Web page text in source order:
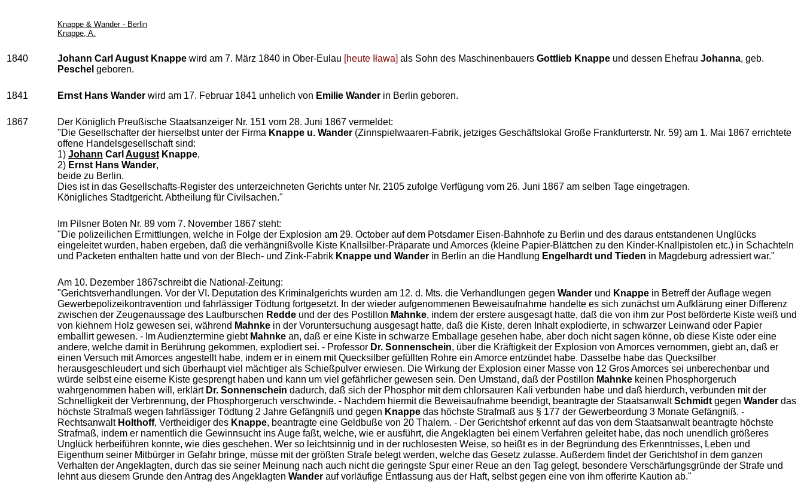
Knappe & Wander - Berlin
Knappe, A.
1840 Johann Carl August Knappe wird am 7. März 1840 in Ober-Eulau [heute Iława] als Sohn des Maschinenbauers Gottlieb Knappe und dessen Ehefrau Johanna, geb.
Peschel geboren.
1841 Ernst Hans Wander wird am 17. Februar 1841 unhelich von Emilie Wander in Berlin geboren.
1867
Der Königlich Preußische Staatsanzeiger Nr. 151 vom 28. Juni 1867 vermeldet:
"Die Gesellschafter der hierselbst unter der Firma Knappe u. Wander (Zinnspielwaaren-Fabrik, jetziges Geschäftslokal Große Frankfurterstr. Nr. 59) am 1. Mai 1867 errichtete
offene Handelsgesellschaft sind:
1) Johann Carl August Knappe,
2) Ernst Hans Wander,
beide zu Berlin.
Dies ist in das Gesellschafts-Register des unterzeichneten Gerichts unter Nr. 2105 zufolge Verfügung vom 26. Juni 1867 am selben Tage eingetragen.
Königliches Stadtgericht. Abtheilung für Civilsachen."
Im Pilsner Boten Nr. 89 vom 7. November 1867 steht:
"Die polizeilichen Ermittlungen, welche in Folge der Explosion am 29. October auf dem Potsdamer Eisen-Bahnhofe zu Berlin und des daraus entstandenen Unglücks
eingeleitet wurden, haben ergeben, daß die verhängnißvolle Kiste Knallsilber-Präparate und Amorces (kleine Papier-Blättchen zu den Kinder-Knallpistolen etc.) in Schachteln
und Packeten enthalten hatte und von der Blech- und Zink-Fabrik Knappe und Wander in Berlin an die Handlung Engelhardt und Tieden in Magdeburg adressiert war."
Am 10. Dezember 1867schreibt die National-Zeitung:
"Gerichtsverhandlungen. Vor der VI. Deputation des Kriminalgerichts wurden am 12. d. Mts. die Verhandlungen gegen Wander und Knappe in Betreff der Auflage wegen
Gewerbepolizeikontravention und fahrlässiger Tödtung fortgesetzt. In der wieder aufgenommenen Beweisaufnahme handelte es sich zunächst um Aufklärung einer Differenz
zwischen der Zeugenaussage des Laufburschen Redde und der des Postillon Mahnke, indem der erstere ausgesagt hatte, daß die von ihm zur Post beförderte Kiste weiß und
von kiehnem Holz gewesen sei, während Mahnke in der Voruntersuchung ausgesagt hatte, daß die Kiste, deren Inhalt explodierte, in schwarzer Leinwand oder Papier
emballirt gewesen. - Im Audienztermine giebt Mahnke an, daß er eine Kiste in schwarze Emballage gesehen habe, aber doch nicht sagen könne, ob diese Kiste oder eine
andere, welche damit in Berührung gekommen, explodiert sei. - Professor Dr. Sonnenschein, über die Kräftigkeit der Explosion von Amorces vernommen, giebt an, daß er
einen Versuch mit Amorces angestellt habe, indem er in einem mit Quecksilber gefüllten Rohre ein Amorce entzündet habe. Dasselbe habe das Quecksilber
herausgeschleudert und sich überhaupt viel mächtiger als Schießpulver erwiesen. Die Wirkung der Explosion einer Masse von 12 Gros Amorces sei unberechenbar und
würde selbst eine eiserne Kiste gesprengt haben und kann um viel gefährlicher gewesen sein. Den Umstand, daß der Postillon Mahnke keinen Phosphorgeruch
wahrgenommen haben will, erklärt Dr. Sonnenschein dadurch, daß sich der Phosphor mit dem chlorsauren Kali verbunden habe und daß hierdurch, verbunden mit der
Schnelligkeit der Verbrennung, der Phosphorgeruch verschwinde. - Nachdem hiermit die Beweisaufnahme beendigt, beantragte der StaatsanwaltSchmidt gegen Wander das
höchste Strafmaß wegen fahrlässiger Tödtung 2 Jahre Gefängniß und gegen Knappe das höchste Strafmaß aus § 177 der Gewerbeordung 3 Monate Gefängniß. -
Rechtsanwalt Holthoff, Vertheidiger des Knappe, beantragte eine Geldbuße von 20 Thalern. - Der Gerichtshof erkennt auf das von dem Staatsanwalt beantragte höchste
Strafmaß, indem er namentlich die Gewinnsucht ins Auge faßt, welche, wie er ausführt, die Angeklagten bei einem Verfahren geleitet habe, das noch unendlich größeres
Unglück herbeiführen konnte, wie dies geschehen. Wer so leichtsinnig und in der ruchlosesten Weise, so heißt es in der Begründung des Erkenntnisses, Leben und
Eigenthum seiner Mitbürger in Gefahr bringe, müsse mit der größten Strafe belegt werden, welche das Gesetz zulasse. Außerdem findet der Gerichtshof in dem ganzen
Verhalten der Angeklagten, durch das sie seiner Meinung nach auch nicht die geringste Spur einer Reue an den Tag gelegt, besondere Verschärfungsgründe der Strafe und
lehnt aus diesem Grunde den Antrag des Angeklagten Wander auf vorläufige Entlassung aus der Haft, selbst gegen eine von ihm offerirte Kaution ab."